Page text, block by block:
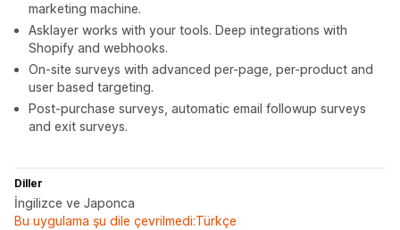
marketing machine.
Asklayer works with your tools. Deep integrations with
Shopify and webhooks.
On-site surveys with advanced per-page, per-product and
user based targeting.
Post-purchase surveys, automatic email followup surveys
and exit surveys.
Diller
İngilizce ve Japonca
Bu uygulama şu dile çevrilmedi:Türkçe